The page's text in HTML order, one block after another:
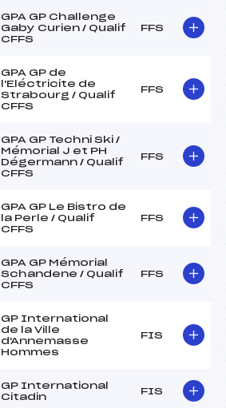
GPA GP Challenge
Gaby Curien / Qualif
CFFS
FFS
GPA GP de
l'Eléctricite de
Strabourg / Qualif
CFFS
FFS
GPA GP Techni Ski /
Mémorial J et PH
Dégermann / Qualif
CFFS
FFS
GPA GP Le Bistro de
la Perle / Qualif
CFFS
FFS
GPA GP Mémorial
Schandene / Qualif
CFFS
FFS
GP International
de la Ville
d'Annemasse
Hommes
FIS
GP International
Citadin
FIS